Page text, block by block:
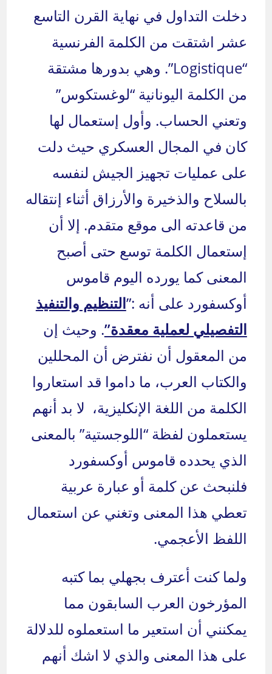
دخلت التداول في نهاية القرن التاسع
عشر اشتقت من الكلمة الفرنسية
“Logistique”. وهي بدورها مشتقة
من الكلمة اليونانية “لوغستكوس”
وتعني الحساب. وأول إستعمال لها
كان في المجال العسكري حيث دلت
على عمليات تجهيز الجيش لنفسه
بالسلاح والذخيرة والأرزاق أثناء إنتقاله
من قاعدته الى موقع متقدم. إلا أن
إستعمال الكلمة توسع حتى أصبح
المعنى كما يورده اليوم قاموس
أوكسفورد على أنه :”التنظيم والتنفيذ
التفصيلي لعملية معقدة”. وحيث إن
من المعقول أن نفترض أن المحللين
والكتاب العرب، ما داموا قد استعاروا
الكلمة من اللغة الإنكليزية، لا بد أنهم
يستعملون لفظة “اللوجستية” بالمعنى
الذي يحدده قاموس أوكسفورد
فلنبحث عن كلمة أو عبارة عربية
تعطي هذا المعنى وتغني عن استعمال
اللفظ الأعجمي.
ولما كنت أعترف بجهلي بما كتبه
المؤرخون العرب السابقون مما
يمكنني أن استعير ما استعملوه للدلالة
على هذا المعنى والذي لا اشك أنهم